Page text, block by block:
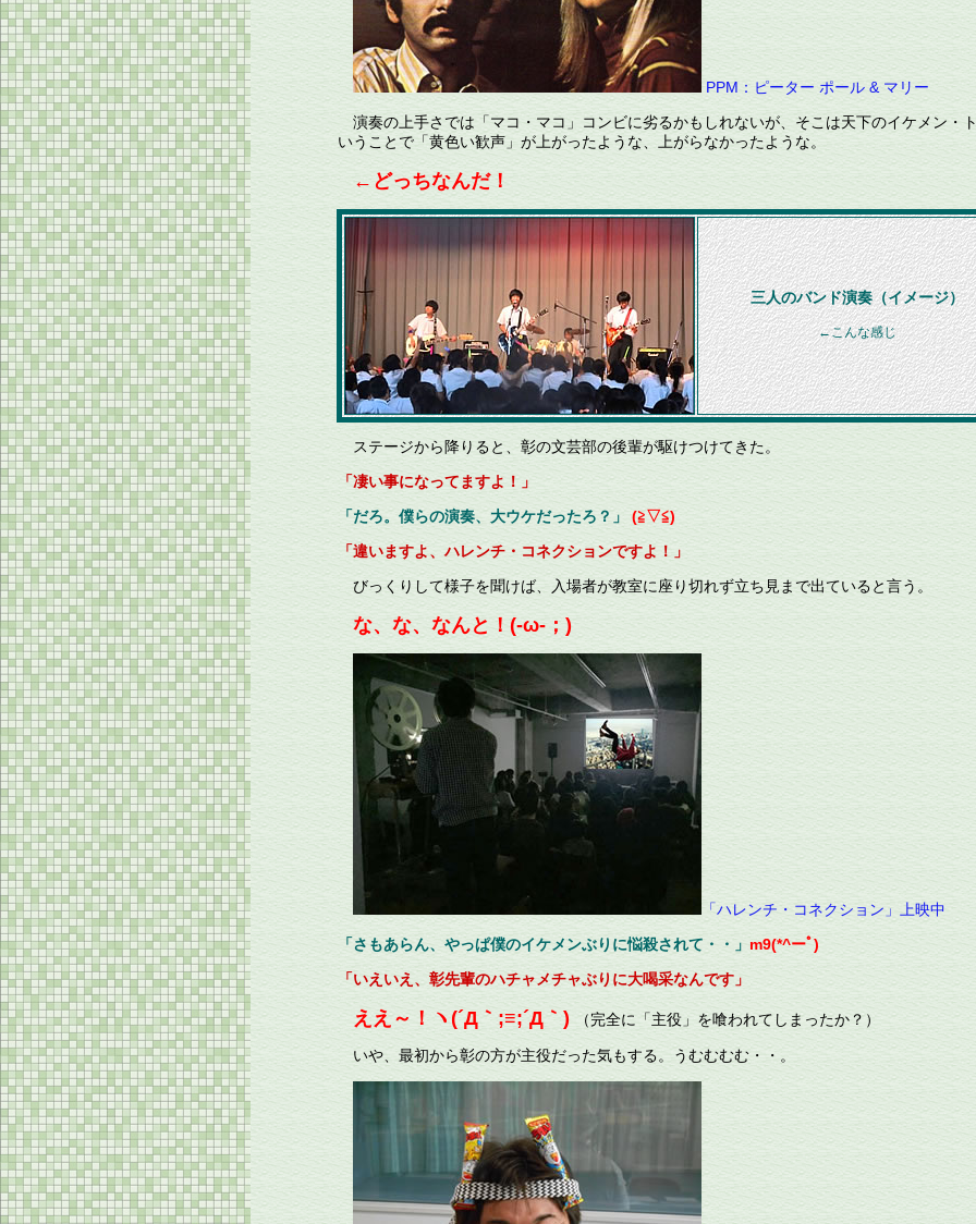
PPM：ピーター ポール & マリー
演奏の上手さでは「マコ・マコ」コンビに劣るかもしれないが、そこは天下のイケメン・
いうことで「黄色い歓声」が上がったような、上がらなかったような。
←どっちなんだ！
三人のバンド演奏（イメージ）
←こんな感じ
ステージから降りると、彰の文芸部の後輩が駆けつけてきた。
「凄い事になってますよ！」
「だろ。僕らの演奏、大ウケだったろ？」
(≧▽≦)
「違いますよ、ハレンチ・コネクションですよ！」
びっくりして様子を聞けば、入場者が教室に座り切れず立ち見まで出ていると言う。
な、な、なんと！(-ω-；)
「ハレンチ・コネクション」上映中
「さもあらん、やっぱ僕のイケメンぶりに悩殺されて・・」 m9(*^ーﾟ)
「いえいえ、彰先輩のハチャメチャぶりに大喝采なんです」
ええ～！ヽ(´Д｀;≡;´Д｀) （完全に「主役」を喰われてしまったか？）
いや、最初から彰の方が主役だった気もする。うむむむむ・・。